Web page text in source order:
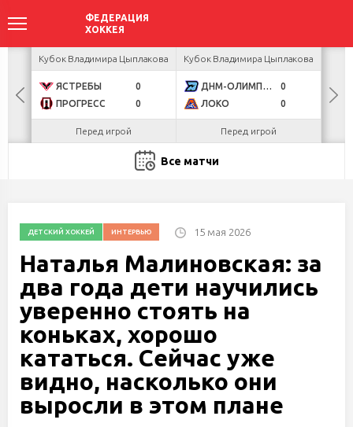
Кубок Владимира Цыплакова
ЯСТРЕБЫ
0
ПРОГРЕСС
0
Перед игрой
Кубок Владимира Цыплакова
ДНМ-ОЛИМПИК
0
ЛОКО
0
Перед игрой
Все матчи
ДЕТСКИЙ ХОККЕЙ ИНТЕРВЬЮ 15 мая 2026
Наталья Малиновская: за
два года дети научились
уверенно стоять на
коньках, хорошо
кататься. Сейчас уже
видно, насколько они
выросли в этом плане